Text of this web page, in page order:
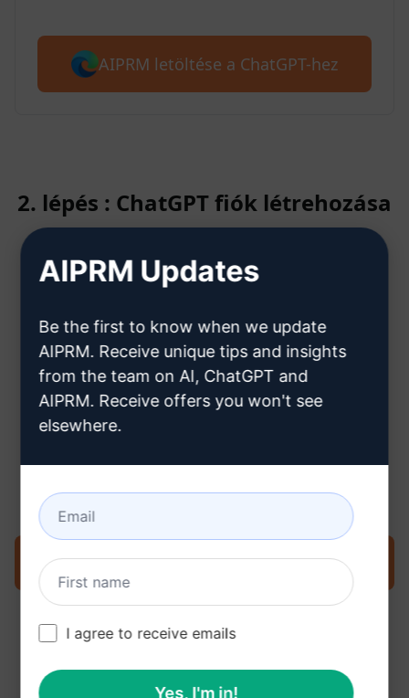
AIPRM letöltése a ChatGPT-hez
2. lépés : ChatGPT fiók létrehozása
Kattintson ide, hogy megtudja,
ChatGPT fiókot
Próbálja ki a kérést most a ChatGPT oldalon
AIPRM Updates
Be the first to know when we update
AIPRM. Receive unique tips and insights
from the team on AI, ChatGPT and
AIPRM. Receive offers you won't see
elsewhere.
I agree to receive emails
Yes, I'm in!